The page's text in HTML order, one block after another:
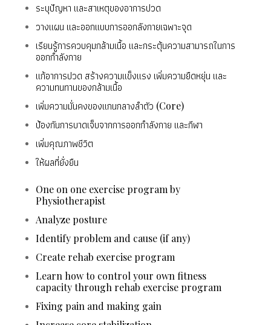
ระบุปัญหา และสาเหตุของอาการปวด
วางแผน และออกแบบการออกลังกายเฉพาะจุด
เรียนรู้การควบคุมกล้ามเนื้อ และกระตุ้นความสามารถในการ
ออกกำลังกาย
แก้อาการปวด สร้างความแข็งแรง เพิ่มความยืดหยุ่น และ
ความทนทานของกล้ามเนื้อ
เพิ่มความมั่นคงของแกนกลางลำตัว (Core)
ป้องกันการบาดเจ็บจากการออกกำลังกาย และกีฬา
เพิ่มคุณภาพชีวิต
ให้ผลที่ยั่งยืน
One on one exercise program by
Physiotherapist
Analyze posture
Identify problem and cause (if any)
Create rehab exercise program
Learn how to control your own fitness
capacity through rehab exercise program
Fixing pain and making gain